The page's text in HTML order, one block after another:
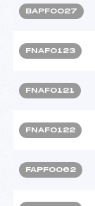
BAPF0027
FNAF0123
FNAF0121
FNAF0122
FAPF0062